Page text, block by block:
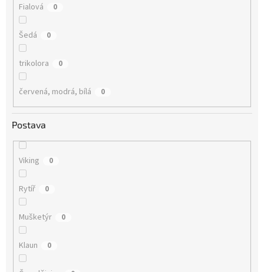
Fialová 0
Šedá 0
trikolora 0
červená, modrá, bílá 0
Postava
Viking 0
Rytíř 0
Mušketýr 0
Klaun 0